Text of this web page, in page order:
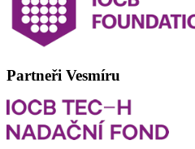
Partneři Vesmíru